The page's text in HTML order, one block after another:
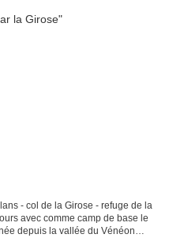
- col de la Girose - refuge de la
avec comme camp de base le
depuis la vallée du Vénéon